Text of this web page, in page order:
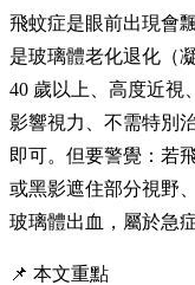
飛蚊症是眼前出現會
是玻璃體老化退化（
40 歲以上、高度近視
影響視力、不需特別
即可。但要警覺：若
或黑影遮住部分視野
玻璃體出血，屬於急
📌 本文重點